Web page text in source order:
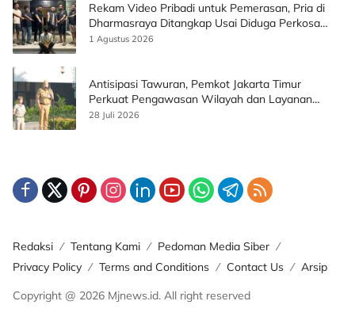
Rekam Video Pribadi untuk Pemerasan, Pria di
Dharmasraya Ditangkap Usai Diduga Perkosa
Korban
1 Agustus 2026
Antisipasi Tawuran, Pemkot Jakarta Timur
Perkuat Pengawasan Wilayah dan Layanan
Publik
28 Juli 2026
Redaksi Tentang Kami
Pedoman Media Siber
Privacy Policy
Terms and Conditions Contact Us
Arsip
Copyright @ 2026 Mjnews.id. All right reserved